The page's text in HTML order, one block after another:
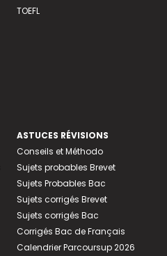
TOEFL
ASTUCES RÉVISIONS
Conseils et Méthodo
Sujets probables Brevet
Sujets Probables Bac
Sujets corrigés Brevet
Sujets corrigés Bac
Corrigés Bac de Français
Calendrier Parcoursup 2026